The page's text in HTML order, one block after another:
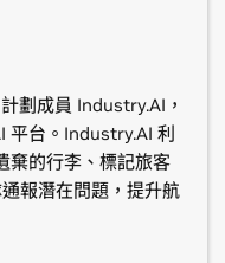
劃成員 Industry.AI，
平台。Industry.AI 利
棄的行李、標記旅客
報潛在問題，提升航